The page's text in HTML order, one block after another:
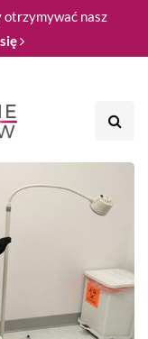
otrzymywać nasz